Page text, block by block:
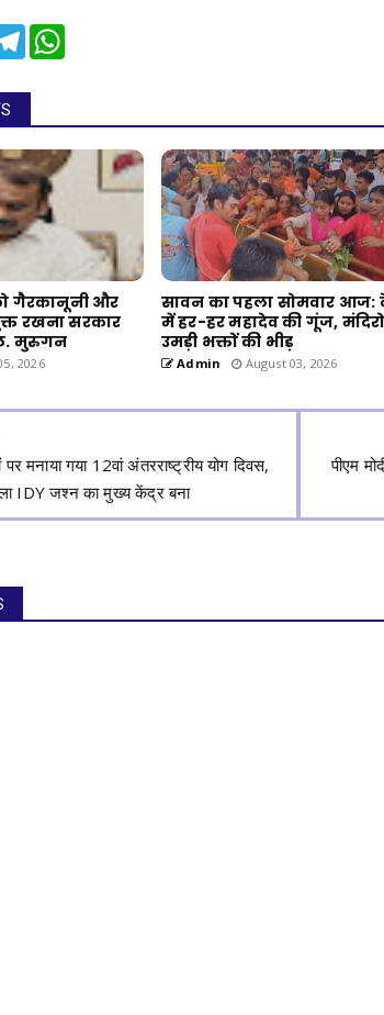
Telegram
गैरकानूनी और
रखना सरकार
मुरुगन
2026
सावन का पहला सोमवार आज:
में हर-हर महादेव की गूंज,
उमड़ी भक्तों की भीड़
Admin August 03, 2026
मनाया गया 12वां अंतरराष्ट्रीय योग दिवस,
IDY जश्न का मुख्य केंद्र बना
पीएम